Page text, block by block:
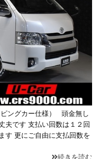
ピングカー仕様） 頭金無し
夫です 支払い回数は１２回
す 更にご自由に支払回数を
続きを読む